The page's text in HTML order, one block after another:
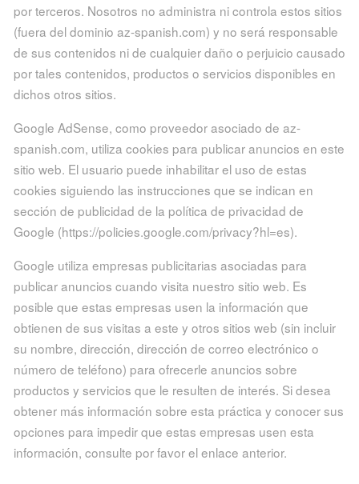
por terceros. Nosotros no administra ni controla estos sitios
(fuera del dominio az-spanish.com) y no será responsable
de sus contenidos ni de cualquier daño o perjuicio causado
por tales contenidos, productos o servicios disponibles en
dichos otros sitios.
Google AdSense, como proveedor asociado de az-
spanish.com, utiliza cookies para publicar anuncios en este
sitio web. El usuario puede inhabilitar el uso de estas
cookies siguiendo las instrucciones que se indican en
sección de publicidad de la política de privacidad de
Google (https://policies.google.com/privacy?hl=es).
Google utiliza empresas publicitarias asociadas para
publicar anuncios cuando visita nuestro sitio web. Es
posible que estas empresas usen la información que
obtienen de sus visitas a este y otros sitios web (sin incluir
su nombre, dirección, dirección de correo electrónico o
número de teléfono) para ofrecerle anuncios sobre
productos y servicios que le resulten de interés. Si desea
obtener más información sobre esta práctica y conocer sus
opciones para impedir que estas empresas usen esta
información, consulte por favor el enlace anterior.